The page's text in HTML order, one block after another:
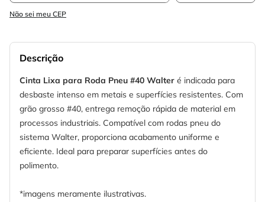
Não sei meu CEP
Descrição
Cinta Lixa para Roda Pneu #40 Walter é indicada para
desbaste intenso em metais e superfícies resistentes. Com
grão grosso #40, entrega remoção rápida de material em
processos industriais. Compatível com rodas pneu do
sistema Walter, proporciona acabamento uniforme e
eficiente. Ideal para preparar superfícies antes do
polimento.
*imagens meramente ilustrativas.